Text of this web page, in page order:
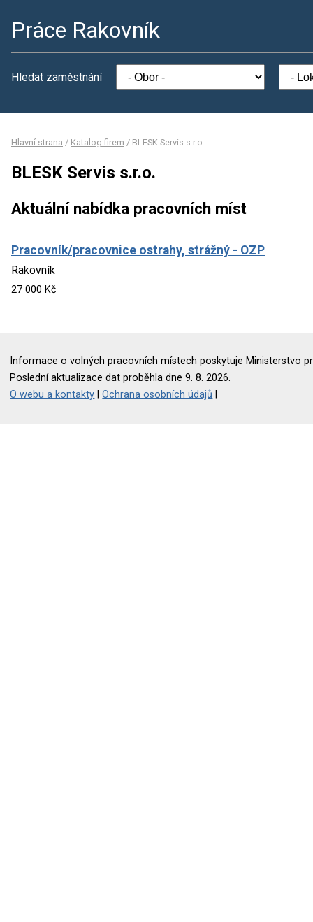
Práce Rakovník
Hledat zaměstnání
Hlavní strana / Katalog firem / BLESK Servis s.r.o.
BLESK Servis s.r.o.
Aktuální nabídka pracovních míst
Pracovník/pracovnice ostrahy, strážný - OZP
Rakovník
27 000 Kč
Informace o volných pracovních místech poskytuje Ministerstvo
Poslední aktualizace dat proběhla dne 9. 8. 2026.
O webu a kontakty |Ochrana osobních údajů